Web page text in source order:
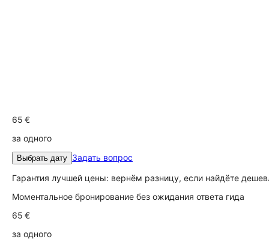
65 €
за одного
Выбрать дату Задать вопрос
Гарантия лучшей цены: вернём разницу, если найдёте
Моментальное бронирование без ожидания ответа гида
65 €
за одного